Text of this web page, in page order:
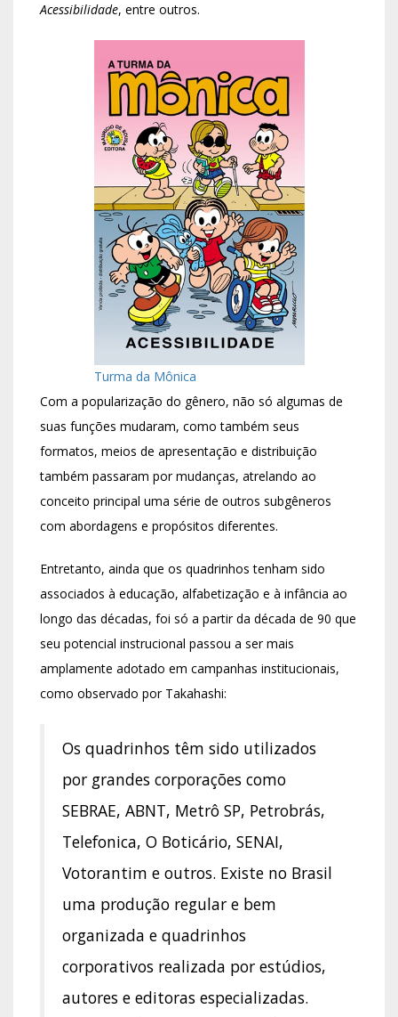
Acessibilidade, entre outros.
Turma da Mônica
Com a popularização do gênero, não só algumas de
suas funções mudaram, como também seus
formatos, meios de apresentação e distribuição
também passaram por mudanças, atrelando ao
conceito principal uma série de outros subgêneros
com abordagens e propósitos diferentes.
Entretanto, ainda que os quadrinhos tenham sido
associados à educação, alfabetização e à infância ao
longo das décadas, foi só a partir da década de 90 que
seu potencial instrucional passou a ser mais
amplamente adotado em campanhas institucionais,
como observado por Takahashi:
Os quadrinhos têm sido utilizados
por grandes corporações como
SEBRAE, ABNT, Metrô SP, Petrobrás,
Telefonica, O Boticário, SENAI,
Votorantim e outros. Existe no Brasil
uma produção regular e bem
organizada e quadrinhos
corporativos realizada por estúdios,
autores e editoras especializadas.